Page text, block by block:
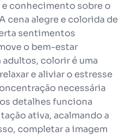
e conhecimento sobre o
cena alegre e colorida de
sentimentos
o bem-estar
adultos, colorir é uma
e aliviar o estresse
necessária
detalhes funciona
ativa, acalmando a
completar a imagem